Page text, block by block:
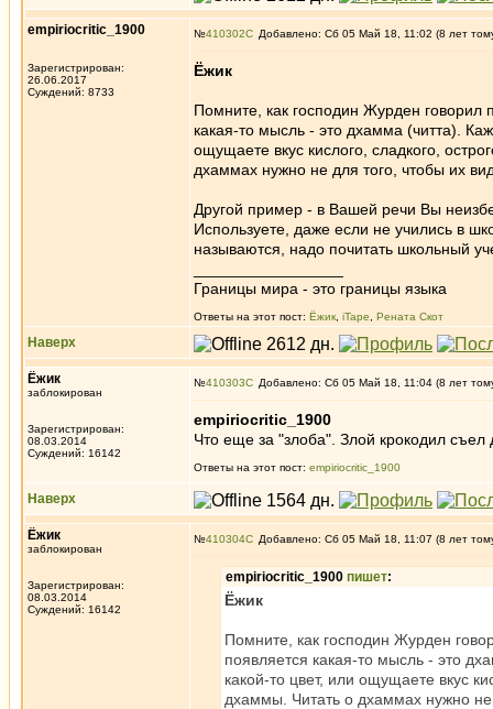
empiriocritic_1900
Зарегистрирован:
26.06.2017
Суждений: 8733
№410302 Добавлено: Сб 05 Май 18, 11:02 (8 лет
Ёжик
Помните, как господин Журден говорил
какая-то мысль - это дхамма (читта).
ощущаете вкус кислого, сладкого,
дхаммах нужно не для того, чтобы их
Другой пример - в Вашей речи Вы
Используете, даже если не учились в
называются, надо почитать школьный
Границы мира - это границы языка
Ответы на этот пост: Ёжик iTape Рената Скот
Наверх
Ёжик
заблокирован
Зарегистрирован:
08.03.2014
Суждений: 16142
№410303 Добавлено: Сб 05 Май 18, 11:04 (8 лет
empiriocritic_1900
Что еще за "злоба". Злой крокодил съел
Ответы на этот пост: empiriocritic_1900
Наверх
Ёжик
заблокирован
Зарегистрирован:
08.03.2014
Суждений: 16142
№410304 Добавлено: Сб 05 Май 18, 11:07 (8 лет
empiriocritic_1900 пишет:
Ёжик
Помните, как господин Журден
появляется какая-то мысль - это
какой-то цвет, или ощущаете вкус
дхаммы. Читать о дхаммах нужно не